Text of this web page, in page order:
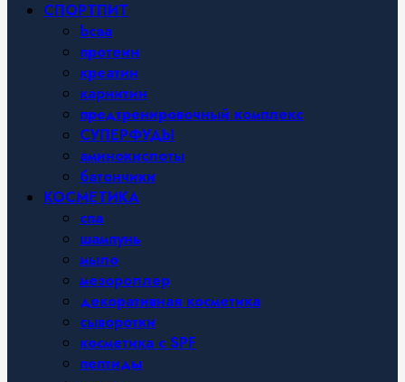
СПОРТПИТ
bcaa
протеин
креатин
карнитин
предтренировочный комплекс
СУПЕРФУДЫ
аминокислоты
батончики
КОСМЕТИКА
спа
шампунь
мыло
мезороллер
декоративная косметика
сыворотки
косметика с SPF
пептиды